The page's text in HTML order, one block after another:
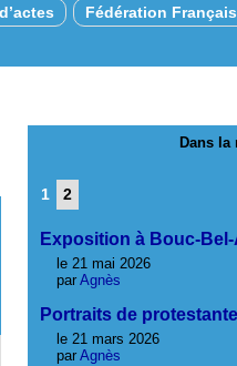
Fédération
Dans la
1 2
Exposition à Bouc-
le 21 mai 2026
par Agnès
Portraits de
le 21 mars 2026
par Agnès